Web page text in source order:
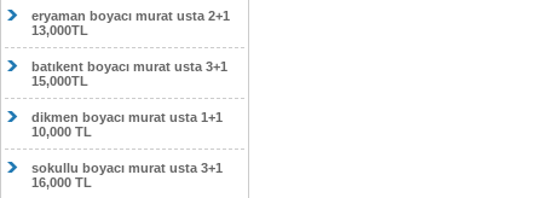
eryaman boyacı murat usta 2+1
13,000TL
batıkent boyacı murat usta 3+1
15,000TL
dikmen boyacı murat usta 1+1
10,000 TL
sokullu boyacı murat usta 3+1
16,000 TL